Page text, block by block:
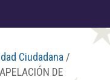
Ciudadana /
DE